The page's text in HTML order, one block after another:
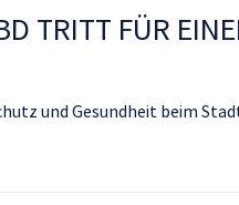
TRITT FÜR
und Gesundheit beim